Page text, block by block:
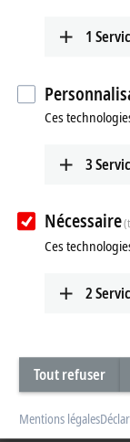
1
Ces
3
Nécessaire
Ces
2
Tout refuser
Mentions légales